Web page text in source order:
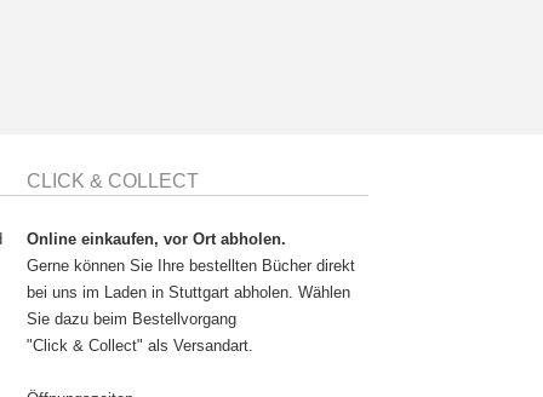
CLICK & COLLECT
Online einkaufen, vor Ort abholen.
Gerne können Sie Ihre bestellten Bücher direkt
bei uns im Laden in Stuttgart abholen. Wählen
Sie dazu beim Bestellvorgang
"Click & Collect" als Versandart.